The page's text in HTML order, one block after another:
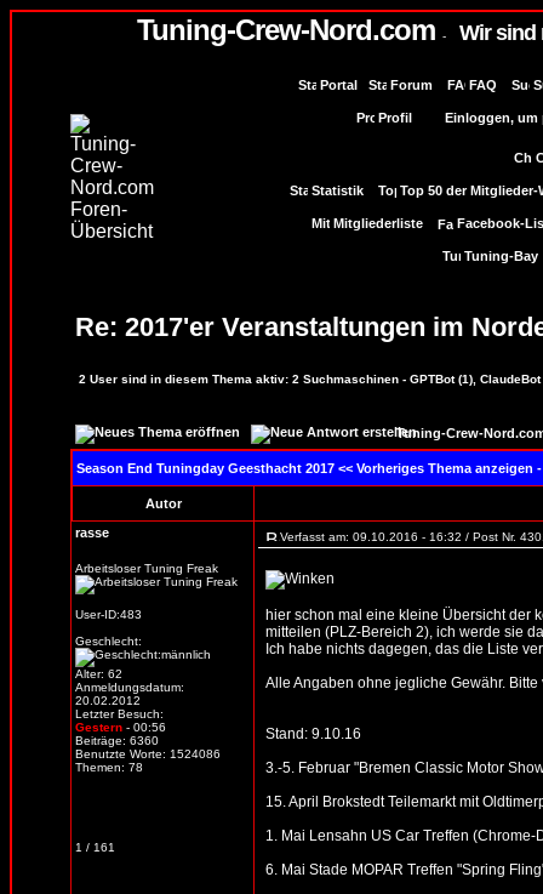
Tuning-Crew-Nord.com - Wir sind
Portal Forum FAQ
Profil Einloggen, um
Statistik Top 50 der Mitglieder-
Mitgliederliste Facebook-
Tuning-Bay
Re: 2017'er Veranstaltungen im
2 User sind in diesem Thema aktiv: 2 Suchmaschinen - GPTBot (1), ClaudeBot
Tuning-Crew-
Season End Tuningday Geesthacht 2017 << Vorheriges Thema anzeigen
Autor
rasse
Arbeitsloser Tuning Freak
User-ID:483
Geschlecht:
Alter: 62
Anmeldungsdatum:
20.02.2012
Letzter Besuch:
Gestern - 00:56
Beiträge: 6360
Benutzte Worte: 1524086
Themen: 78
1 / 161
Verfasst am: 09.10.2016 - 16:32 / Post Nr.
hier schon mal eine kleine Übersicht der
mitteilen (PLZ-Bereich 2), ich werde sie
Ich habe nichts dagegen, das die Liste
Alle Angaben ohne jegliche Gewähr.
Stand: 9.10.16
3.-5. Februar "Bremen Classic Motor
15. April Brokstedt Teilemarkt mit
1. Mai Lensahn US Car Treffen (Chrome-
6. Mai Stade MOPAR Treffen "Spring